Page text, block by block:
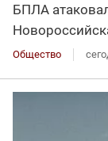
БПЛА
Общество